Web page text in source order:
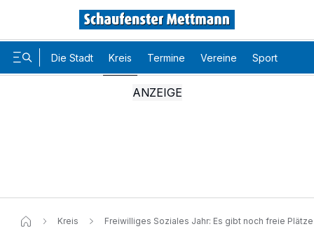
Die Stadt Kreis Termine Vereine Sport
Kreis Freiwilliges Soziales Jahr: Es gibt noch freie Plätze